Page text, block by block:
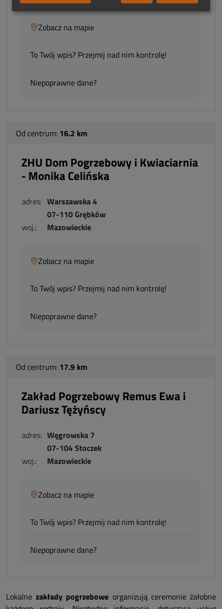
Zobacz na mapie
To Twój wpis? Przejmij nad nim kontrolę!
Niepoprawne dane?
Od centrum: 16.2 km
ZHU Dom Pogrzebowy i Kwiaciarnia
- Monika Celińska
adres: Warszawska 4
07-110 Grębków
woj.:
Mazowieckie
Zobacz na mapie
To Twój wpis? Przejmij nad nim kontrolę!
Niepoprawne dane?
Od centrum: 17.9 km
Zakład Pogrzebowy Remus Ewa i
Dariusz Tężyńscy
adres: Węgrowska 7
07-104 Stoczek
woj.:
Mazowieckie
Zobacz na mapie
To Twój wpis? Przejmij nad nim kontrolę!
Niepoprawne dane?
Lokalnezakłady pogrzebowe organizują ceremonie żałobne